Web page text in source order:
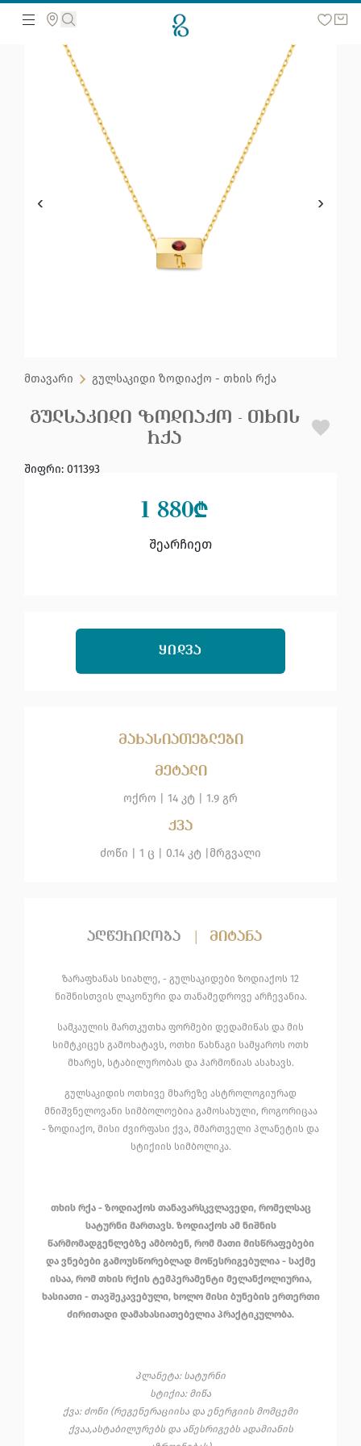
მოძებნეთ ვებ გვერდზე
მთავარი გულსაკიდი ზოდიაქო - თხის რქა
ᲒᲣᲚᲡᲐᲙᲘᲓᲘ ᲖᲝᲓᲘᲐᲥᲝ - ᲗᲮᲘᲡ
ᲠᲥᲐ
შიფრი: 011393
1 880₾
შეარჩიეთ
ᲧᲘᲓᲕᲐ
მახასიათებლები
მეტალი
ოქრო 14 კტ | 1.9 გრ
ქვა
ძოწი | 1 ც | 0.14 კტ | მრგვალი
აღწერილობა მიტანა
ზარაფხანას სიახლე, - გულსაკიდები ზოდიაქოს 12
ნიშნისთვის ლაკონური და თანამედროვე არჩევანია.
სამკაულის მართკუთხა ფორმები დედამიწას და მის
სიმტკიცეს გამოხატავს, ოთხი წახნაგი სამყაროს ოთხ
მხარეს, სტაბილურობას და ჰარმონიას ასახავს.
გულსაკიდის ოთხივე მხარეზე ასტროლოგიურად
მნიშვნელოვანი სიმბოლოებია გამოსახული, როგორიცაა
- ზოდიაქო, მისი ძვირფასი ქვა, მმართველი პლანეტის და
სტიქიის სიმბოლიკა.
თხის რქა - ზოდიაქოს თანავარსკვლავედი, რომელსაც
სატურნი მართავს. ზოდიაქოს ამ ნიშნის
წარმომადგენლებზე ამბობენ, რომ მათი მისწრაფებები
და ვნებები გამოუსწორებლად მოწესრიგებულია - საქმე
ისაა, რომ თხის რქის ტემპერამენტი მელანქოლიურია,
ხასიათი - თავშეკავებული, ხოლო მისი ბუნების ერთერთი
ძირითადი დამახასიათებელია პრაქტიკულობა.
პლანეტა: სატურნი
სტიქია: მიწა
ქვა: ძოწი (რეგენერაციისა და ენერგიის მომცემი
ქვაა,ასტაბილურებს და აწესრიგებს ადამიანის